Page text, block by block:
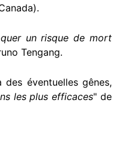
un risque de mort
Tengang.
des éventuelles gênes,
les plus efficaces" de